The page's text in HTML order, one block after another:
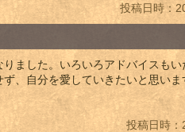
投稿日時：
ました。いろいろアドバイスも
、自分を愛していきたいと思い
投稿日時